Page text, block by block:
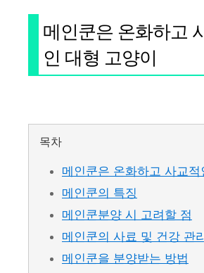
메인쿤은 온화하고
인 대형 고양이
목차
메인쿤은 온화하고 사교
메인쿤의 특징
메인쿤분양 시 고려할 점
메인쿤의 사료 및 건강 관
메인쿤을 분양받는 방법